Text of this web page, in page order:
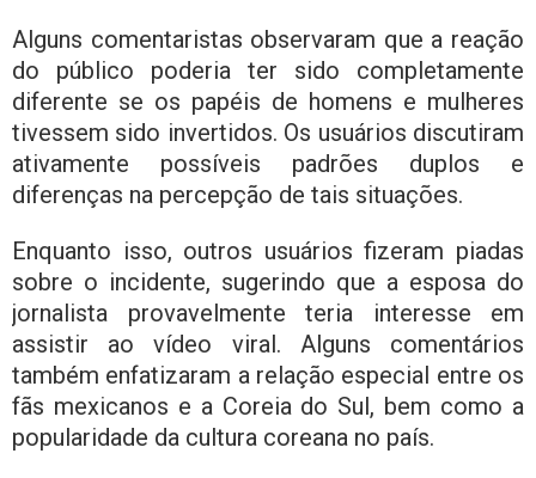
Alguns comentaristas observaram que a reação
do público poderia ter sido completamente
diferente se os papéis de homens e mulheres
tivessem sido invertidos. Os usuários discutiram
ativamente possíveis padrões duplos e
diferenças na percepção de tais situações.
Enquanto isso, outros usuários fizeram piadas
sobre o incidente, sugerindo que a esposa do
jornalista provavelmente teria interesse em
assistir ao vídeo viral. Alguns comentários
também enfatizaram a relação especial entre os
fãs mexicanos e a Coreia do Sul, bem como a
popularidade da cultura coreana no país.